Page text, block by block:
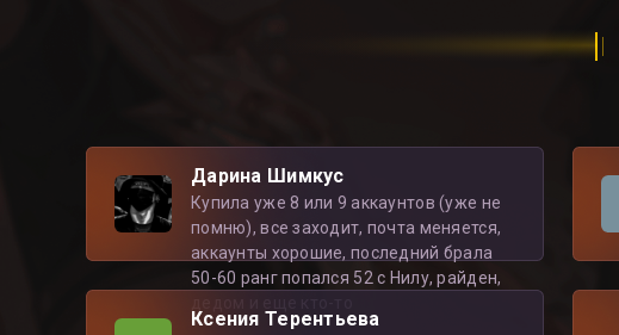
Дарина Шимкус
Купила уже 8 или 9 аккаунтов (уже не
помню), все заходит, почта меняется,
аккаунты хорошие, последний брала
50-60 ранг попался 52 с Нилу, райден,
Ксения Терентьева